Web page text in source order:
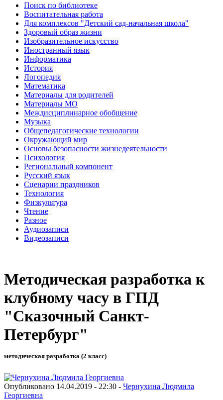
Поиск по библиотеке
Воспитательная работа
Для комплексов "Детский сад-начальная школа"
Здоровый образ жизни
Изобразительное искусство
Иностранный язык
Информатика
История
Логопедия
Математика
Материалы для родителей
Материалы МО
Междисциплинарное обобщение
Музыка
Общепедагогические технологии
Окружающий мир
Основы безопасности жизнедеятельности
Психология
Региональный компонент
Русский язык
Сценарии праздников
Технология
Физкультура
Чтение
Разное
Аудиозаписи
Видеозаписи
Методическая разработка к
клубному часу в ГПД
"Сказочный Санкт-
Петербург"
методическая разработка (2 класс)
Опубликовано 14.04.2019 - 22:30 - Чернухина Людмила
Георгиевна